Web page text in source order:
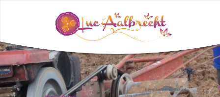
uit Mae Aen, Noord-Thailand